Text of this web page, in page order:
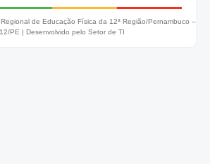
de Educação Física da 12ª Região/Pernambuco –
PE | Desenvolvido pelo Setor de TI